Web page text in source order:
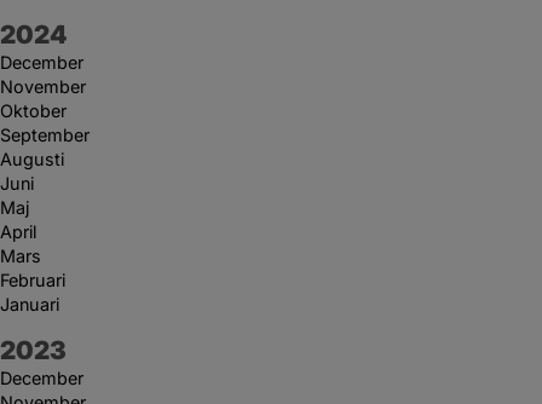
År:
2024
December
November
Oktober
September
Augusti
Juni
Maj
April
Mars
Februari
Januari
År:
2023
December